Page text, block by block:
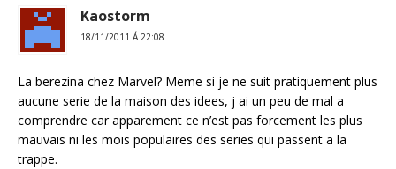
Kaostorm
18/11/2011 Á 22:08
La berezina chez Marvel? Meme si je ne suit pratiquement plus
aucune serie de la maison des idees, j ai un peu de mal a
comprendre car apparement ce n’est pas forcement les plus
mauvais ni les mois populaires des series qui passent a la
trappe.